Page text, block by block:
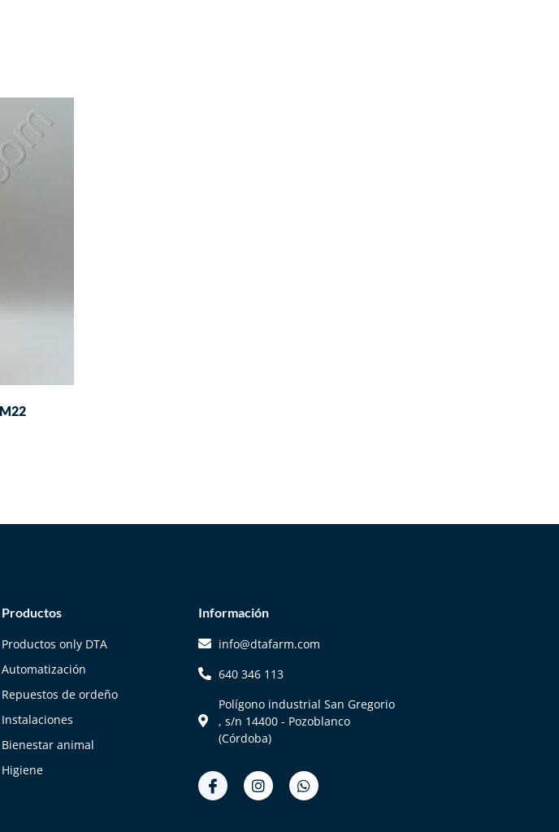
Productos
Productos only DTA
Automatización
Repuestos de ordeño
Instalaciones
Bienestar animal
Higiene
Información
info@dtafarm.com
640 346 113
Polígono industrial San Gregorio
, s/n 14400 - Pozoblanco
(Córdoba)